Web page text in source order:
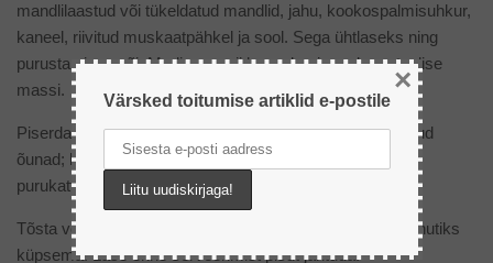
mandlilaastud või tükeldatud mandlid, jahu, kookospalmisuhkur,
kaneel, riivitud muskaatpähkel ja sool. Sega ühtlaseks ning
purusta sisse või. Mudi segu nii kaua, kuni saad purutaolise
massi.
Piserda ahjuvormi pisut oliiviõli, lisa mustikad ja tükeldatud
õunad; kata kohupiimapastaga ja eelnevalt valmistatud
purukattega.
Tõsta vorm eelsoojendatud ahju 175 ˚C juurde 20–25 minutiks
küpsema. Lase enne serveerimist pisut jahtuda.
Värsked toitumise artiklid e-postile
×